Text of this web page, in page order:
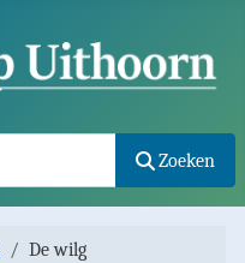
Zoeken
De wilg